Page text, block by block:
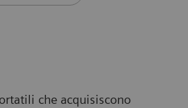
che acquisiscono